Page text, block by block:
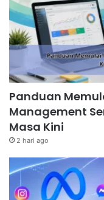
Panduan
Management
Masa Kini
2 hari ago